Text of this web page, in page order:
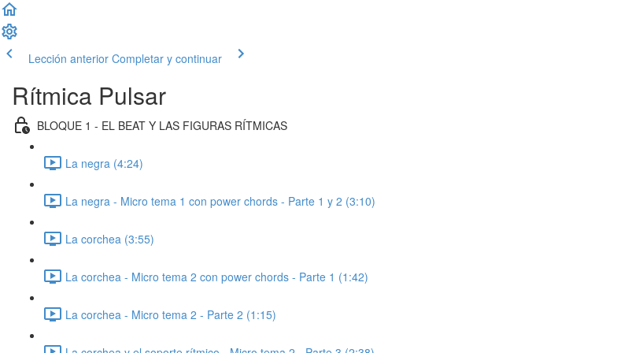
Lección anterior Completar y continuar
Rítmica Pulsar
BLOQUE 1 - EL BEAT Y LAS FIGURAS RÍTMICAS
La negra (4:24)
La negra - Micro tema 1 con power chords - Parte 1 y 2 (3:10)
La corchea (3:55)
La corchea - Micro tema 2 con power chords - Parte 1 (1:42)
La corchea - Micro tema 2 - Parte 2 (1:15)